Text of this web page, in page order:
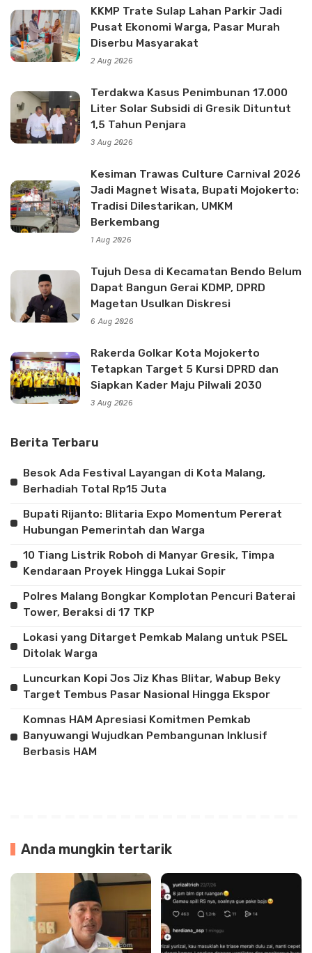
KKMP Trate Sulap Lahan Parkir Jadi
Pusat Ekonomi Warga, Pasar Murah
Diserbu Masyarakat
2 Aug 2026
Terdakwa Kasus Penimbunan 17.000
Liter Solar Subsidi di Gresik Dituntut
1,5 Tahun Penjara
3 Aug 2026
Kesiman Trawas Culture Carnival 2026
Jadi Magnet Wisata, Bupati Mojokerto:
Tradisi Dilestarikan, UMKM
Berkembang
1 Aug 2026
Tujuh Desa di Kecamatan Bendo Belum
Dapat Bangun Gerai KDMP, DPRD
Magetan Usulkan Diskresi
6 Aug 2026
Rakerda Golkar Kota Mojokerto
Tetapkan Target 5 Kursi DPRD dan
Siapkan Kader Maju Pilwali 2030
3 Aug 2026
Berita Terbaru
Besok Ada Festival Layangan di Kota Malang,
Berhadiah Total Rp15 Juta
Bupati Rijanto: Blitaria Expo Momentum Pererat
Hubungan Pemerintah dan Warga
10 Tiang Listrik Roboh di Manyar Gresik, Timpa
Kendaraan Proyek Hingga Lukai Sopir
Polres Malang Bongkar Komplotan Pencuri Baterai
Tower, Beraksi di 17 TKP
Lokasi yang Ditarget Pemkab Malang untuk PSEL
Ditolak Warga
Luncurkan Kopi Jos Jiz Khas Blitar, Wabup Beky
Target Tembus Pasar Nasional Hingga Ekspor
Komnas HAM Apresiasi Komitmen Pemkab
Banyuwangi Wujudkan Pembangunan Inklusif
Berbasis HAM
Anda mungkin tertarik